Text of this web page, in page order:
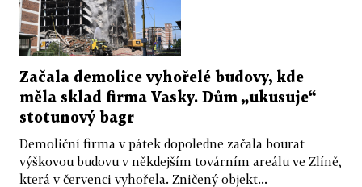
Začala demolice vyhořelé budovy, kde
měla sklad firma Vasky. Dům „ukusuje“
stotunový bagr
Demoliční firma v pátek dopoledne začala bourat
výškovou budovu v někdejším továrním areálu ve Zlíně,
která v červenci vyhořela. Zničený objekt...